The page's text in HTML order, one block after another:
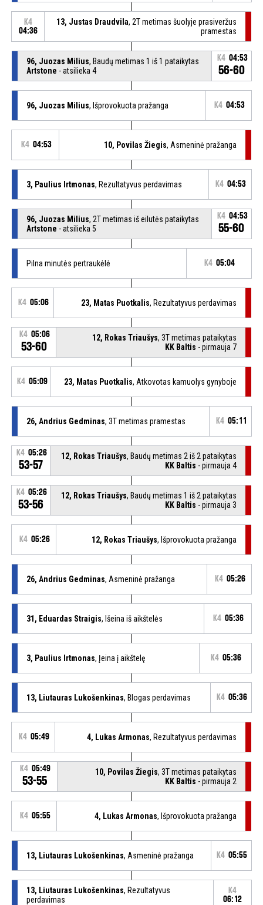
K4
04:36
13, Justas Draudvila, 2T metimas šuolyje prasiveržus
pramestas
96, Juozas Milius, Baudų metimas 1 iš 1 pataikytas
Artstone - atsilieka 4
K4 04:53
56-60
96, Juozas Milius, Išprovokuota pražanga K4 04:53
K4 04:53 10, Povilas Žiegis, Asmeninė pražanga
3, Paulius Irtmonas, Rezultatyvus perdavimas K4 04:53
96, Juozas Milius, 2T metimas iš eilutės pataikytas
Artstone - atsilieka 5
K4 04:53
55-60
Pilna minutės pertraukėlė K4 05:04
K4 05:06 23, Matas Puotkalis, Rezultatyvus perdavimas
K4 05:06
53-60
12, Rokas Triaušys, 3T metimas pataikytas
KK Baltis - pirmauja 7
K4 05:09 23, Matas Puotkalis, Atkovotas kamuolys gynyboje
26, Andrius Gedminas, 3T metimas pramestas K4 05:11
K4 05:26
53-57
12, Rokas Triaušys, Baudų metimas 2 iš 2 pataikytas
KK Baltis - pirmauja 4
K4 05:26
53-56
12, Rokas Triaušys, Baudų metimas 1 iš 2 pataikytas
KK Baltis - pirmauja 3
K4 05:26 12, Rokas Triaušys, Išprovokuota pražanga
26, Andrius Gedminas, Asmeninė pražanga K4 05:26
31, Eduardas Straigis, Išeina iš aikštelės K4 05:36
3, Paulius Irtmonas, Įeina į aikštelę K4 05:36
13, Liutauras Lukošenkinas, Blogas perdavimas K4 05:36
K4 05:49 4, Lukas Armonas, Rezultatyvus perdavimas
K4 05:49
53-55
10, Povilas Žiegis, 3T metimas pataikytas
KK Baltis - pirmauja 2
K4 05:55 4, Lukas Armonas, Išprovokuota pražanga
13, Liutauras Lukošenkinas, Asmeninė pražanga K4 05:55
13, Liutauras Lukošenkinas, Rezultatyvus
perdavimas
K4
06:12